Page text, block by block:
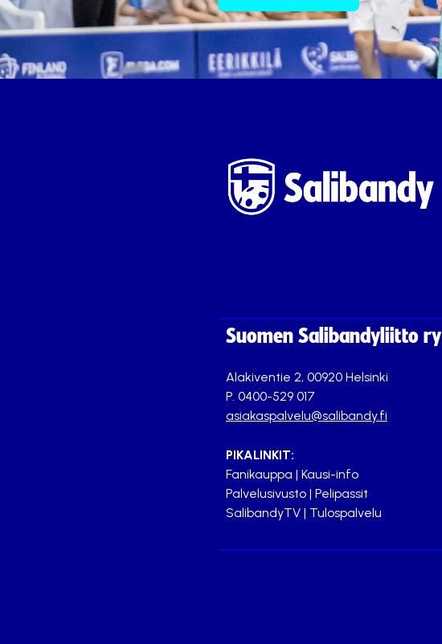
Suomen Salibandyliitto ry
Alakiventie 2, 00920 Helsinki
P. 0400-529 017
asiakaspalvelu@salibandy.fi
PIKALINKIT:
Fanikauppa | Kausi-info
Palvelusivusto | Pelipassit
SalibandyTV | Tulospalvelu